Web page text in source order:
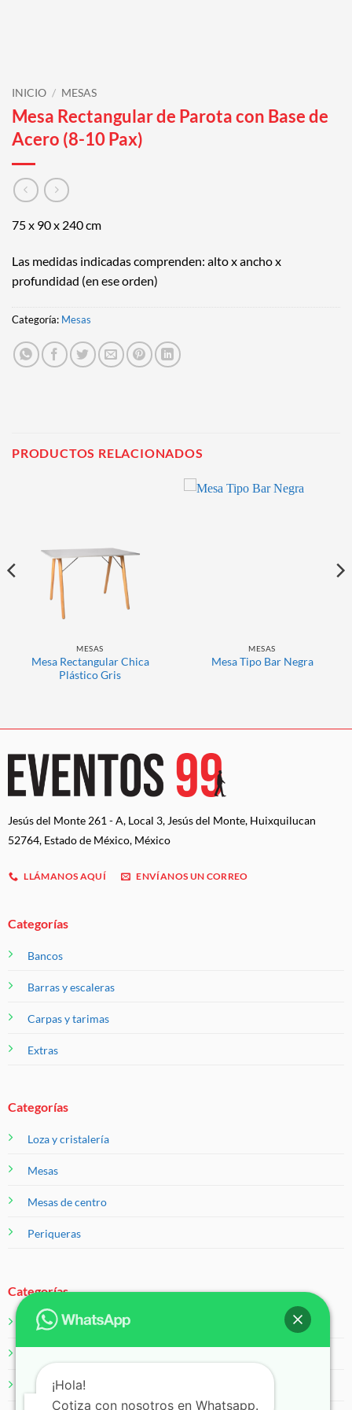
INICIO / MESAS
Mesa Rectangular de Parota con Base de
Acero (8-10 Pax)
75 x 90 x 240 cm
Las medidas indicadas comprenden: alto x ancho x
profundidad (en ese orden)
Categoría: Mesas
PRODUCTOS RELACIONADOS
MESAS
Mesa Rectangular Chica
Plástico Gris
MESAS
Mesa Tipo Bar Negra
Jesús del Monte 261 - A, Local 3, Jesús del Monte, Huixquilucan
52764, Estado de México, México
LLÁMANOS AQUÍ ENVÍANOS UN CORREO
Categorías
Bancos
Barras y escaleras
Carpas y tarimas
Extras
Categorías
Loza y cristalería
Mesas
Mesas de centro
Periqueras
Categorías
Salas
¡Hola!
Cotiza con nosotros en Whatsapp.